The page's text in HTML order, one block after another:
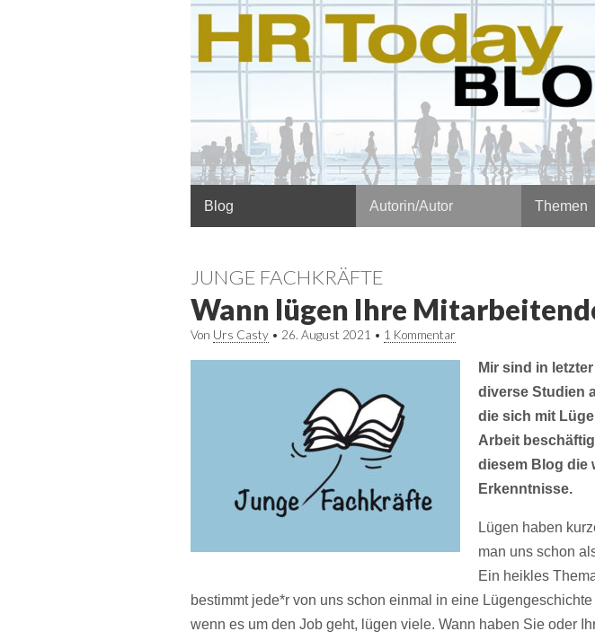
Hauptmenü
Blog Autorin/Autor Themen
JUNGE FACHKRÄFTE
Wann lügen Ihre
Von Urs Casty • 26. August 2021 • 1 Kommentar
Mir sind in
diverse Studien
die sich mit
Arbeit
diesem Blog die
Erkenntnisse.
Lügen haben
man uns schon
Ein heikles
bestimmt jede*r von uns schon einmal in eine
wenn es um den Job geht, lügen viele. Wann haben Sie oder